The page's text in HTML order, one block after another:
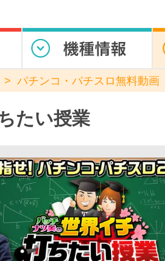
パチンコ・パチスロ無料動画
たい授業